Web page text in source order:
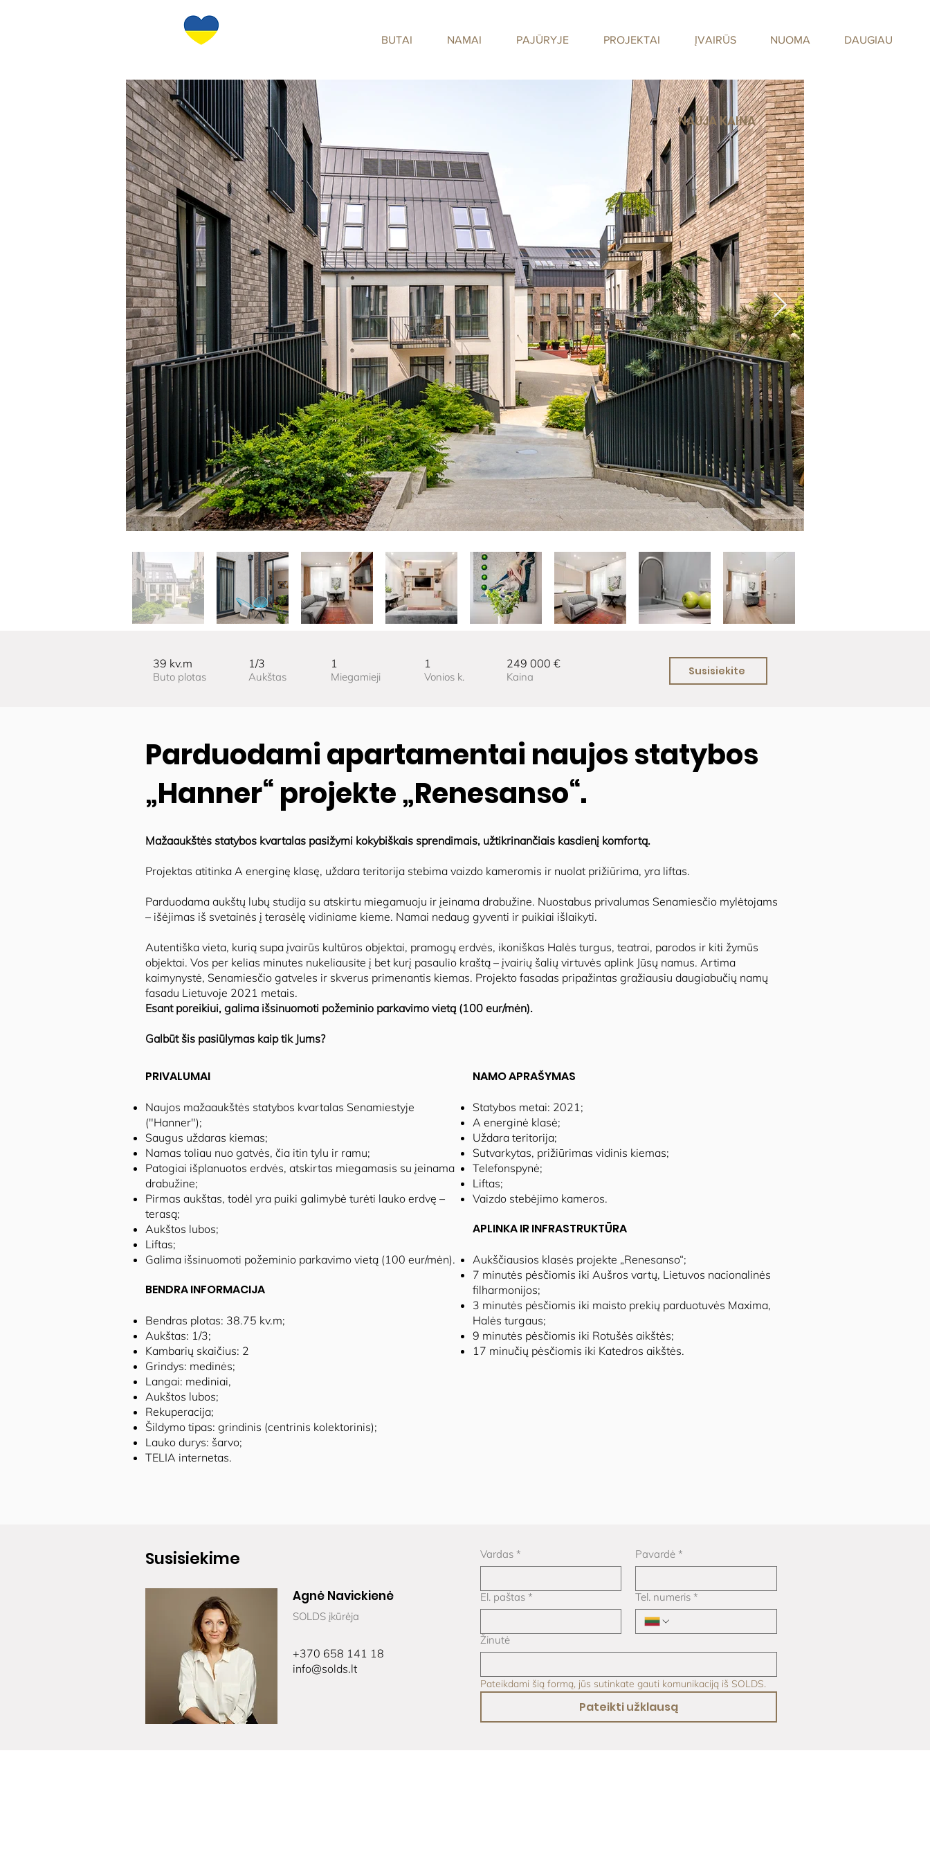
BUTAI NAMAI PAJŪRYJE PROJEKTAI ĮVAIRŪS NUOMA DAUGIAU
NAUJA KAINA
39 kv.m
Buto plotas
1/3
Aukštas
1
Miegamieji
1
Vonios k.
249 000 €
Kaina Susisiekite
Parduodami apartamentai naujos statybos
„Hanner“ projekte „Renesanso“.
Mažaaukštės statybos kvartalas pasižymi kokybiškais sprendimais, užtikrinančiais kasdienį komfortą.
Projektas atitinka A energinę klasę, uždara teritorija stebima vaizdo kameromis ir nuolat prižiūrima, yra liftas.
Parduodama aukštų lubų studija su atskirtu miegamuoju ir įeinama drabužine. Nuostabus privalumas Senamiesčio mylėtojams
– išėjimas iš svetainės į terasėlę vidiniame kieme. Namai nedaug gyventi ir puikiai išlaikyti.
Autentiška vieta, kurią supa įvairūs kultūros objektai, pramogų erdvės, ikoniškas Halės turgus, teatrai, parodos ir kiti žymūs
objektai. Vos per kelias minutes nukeliausite į bet kurį pasaulio kraštą – įvairių šalių virtuvės aplink Jūsų namus. Artima
kaimynystė, Senamiesčio gatveles ir skverus primenantis kiemas. Projekto fasadas pripažintas gražiausiu daugiabučių namų
fasadu Lietuvoje 2021 metais.
Esant poreikiui, galima išsinuomoti požeminio parkavimo vietą (100 eur/mėn).
Galbūt šis pasiūlymas kaip tik Jums?
PRIVALUMAI
Naujos mažaaukštės statybos kvartalas Senamiestyje
("Hanner");
Saugus uždaras kiemas;
Namas toliau nuo gatvės, čia itin tylu ir ramu;
Patogiai išplanuotos erdvės, atskirtas miegamasis su įeinama
drabužine;
Pirmas aukštas, todėl yra puiki galimybė turėti lauko erdvę –
terasą;
Aukštos lubos;
Liftas;
Galima išsinuomoti požeminio parkavimo vietą (100 eur/mėn).
BENDRA INFORMACIJA
Bendras plotas: 38.75 kv.m;
Aukštas: 1/3;
Kambarių skaičius: 2
Grindys: medinės;
Langai: mediniai,
Aukštos lubos;
Rekuperacija;
Šildymo tipas: grindinis (centrinis kolektorinis);
Lauko durys: šarvo;
TELIA internetas.
NAMO APRAŠYMAS
Statybos metai: 2021;
A energinė klasė;
Uždara teritorija;
Sutvarkytas, prižiūrimas vidinis kiemas;
Telefonspynė;
Liftas;
Vaizdo stebėjimo kameros.
APLINKA IR INFRASTRUKTŪRA
Aukščiausios klasės projekte „Renesanso“;
7 minutės pėsčiomis iki Aušros vartų, Lietuvos nacionalinės
filharmonijos;
3 minutės pėsčiomis iki maisto prekių parduotuvės Maxima,
Halės turgaus;
9 minutės pėsčiomis iki Rotušės aikštės;
17 minučių pėsčiomis iki Katedros aikštės.
Susisiekime
Agnė Navickienė
SOLDS įkūrėja
+370 658 141 18
info@solds.lt
Vardas * Pavardė *
El. paštas * Tel. numeris *
Žinutė
Pateikdami šią formą, jūs sutinkate gauti komunikaciją iš SOLDS.
Pateikti užklausą